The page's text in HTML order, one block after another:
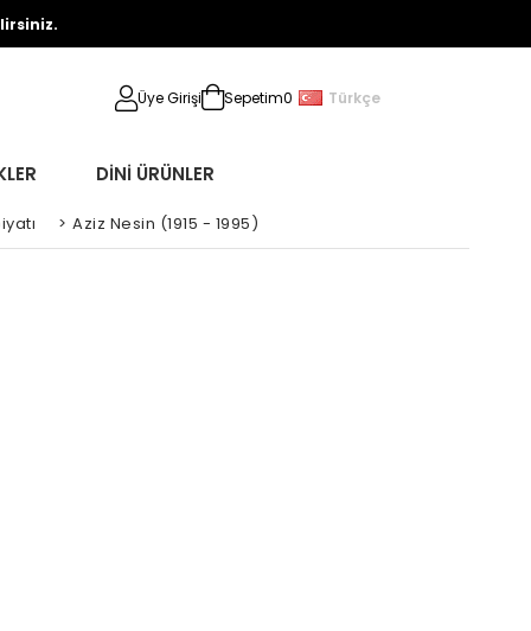
Üye Girişi Sepetim0 Türkçe
DİNİ ÜRÜNLER
> Aziz Nesin (1915 - 1995)